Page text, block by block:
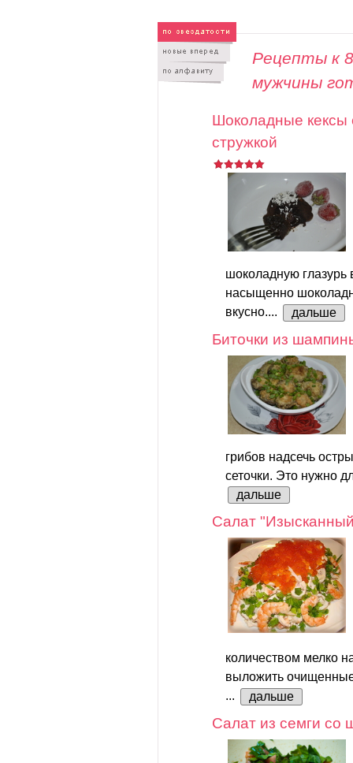
Рецепты к
мужчины
Шоколадные кексы
стружкой
шоколадную глазурь
насыщенно
вкусно....
дальше
Биточки из
грибов надсечь
сеточки. Это нужно
дальше
Салат
количеством мелко
выложить очищенные
...
дальше
Салат из семги со